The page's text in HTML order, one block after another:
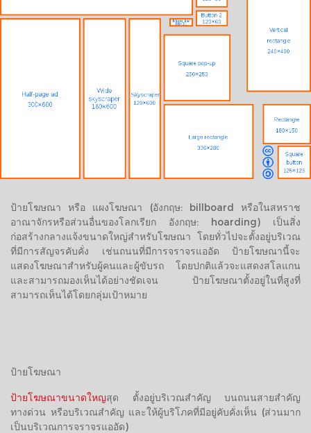
ป้ายโฆษณา หรือ แผงโฆษณา (อังกฤษ: billboard หรือในสหราช
อาณาจักรหรือส่วนอื่นของโลกเรียก อังกฤษ: hoarding) เป็นสิ่ง
ก่อสร้างกลางแจ้งขนาดใหญ่สำหรับโฆษณา โดยทั่วไปจะตั้งอยู่บริเวณ
ที่มีการสัญจรคับคั่ง เช่นถนนที่มีการจราจรแออัด ป้ายโฆษณานี้จะ
แสดงโฆษณาสำหรับผู้คนและผู้ขับรถ โดยปกติแล้วจะแสดงสโลแกน
และสามารถมองเห็นได้อย่างชัดเจน ป้ายโฆษณาตั้งอยู่ในที่สูงที่
สามารถเห็นได้โดยกลุ่มเป้าหมาย
ป้ายโฆษณา
ป้ายโฆษณาขนาดใหญสุด ตั้งอยู่บริเวณสำคัญ บนถนนสายสำคัญ
ทางด่วน หรือบริเวณสำคัญ และให้ผู้บริโภคที่มีอยู่คับคั่งเห็น (ส่วนมาก
เป็นบริเวณการจราจรแออัด)